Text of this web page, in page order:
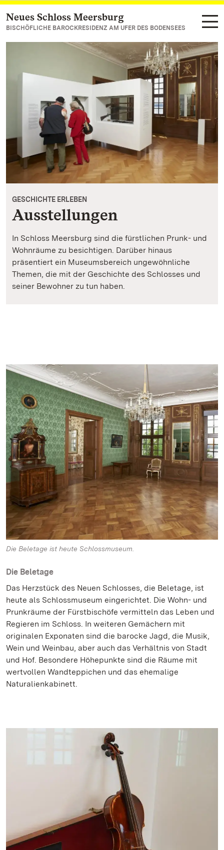
Zum Hauptinhalt springen
Neues Schloss Meersburg
BISCHÖFLICHE BAROCKRESIDENZ AM UFER DES BODENSEES
GESCHICHTE ERLEBEN
Ausstellungen
In Schloss Meersburg sind die fürstlichen Prunk- und
Wohnräume zu besichtigen. Darüber hinaus
präsentiert ein Museumsbereich ungewöhnliche
Themen, die mit der Geschichte des Schlosses und
seiner Bewohner zu tun haben.
Die Beletage ist heute Schlossmuseum.
Die Beletage
Das Herzstück des Neuen Schlosses, die Beletage, ist
heute als Schlossmuseum eingerichtet. Die Wohn- und
Prunkräume der Fürstbischöfe vermitteln das Leben und
Regieren im Schloss. In weiteren Gemächern mit
originalen Exponaten sind die barocke Jagd, die Musik,
Wein und Weinbau, aber auch das Verhältnis von Stadt
und Hof. Besondere Höhepunkte sind die Räume mit
wertvollen Wandteppichen und das ehemalige
Naturalienkabinett.